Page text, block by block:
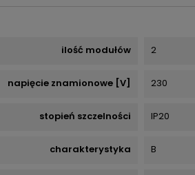
ilość modułów 2
napięcie znamionowe [V] 230
stopień szczelności IP20
charakterystyka B